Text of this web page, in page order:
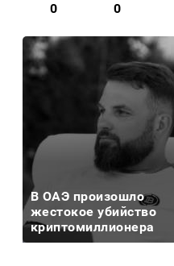
0 0
В ОАЭ произошло
жестокое убийство
криптомиллионера